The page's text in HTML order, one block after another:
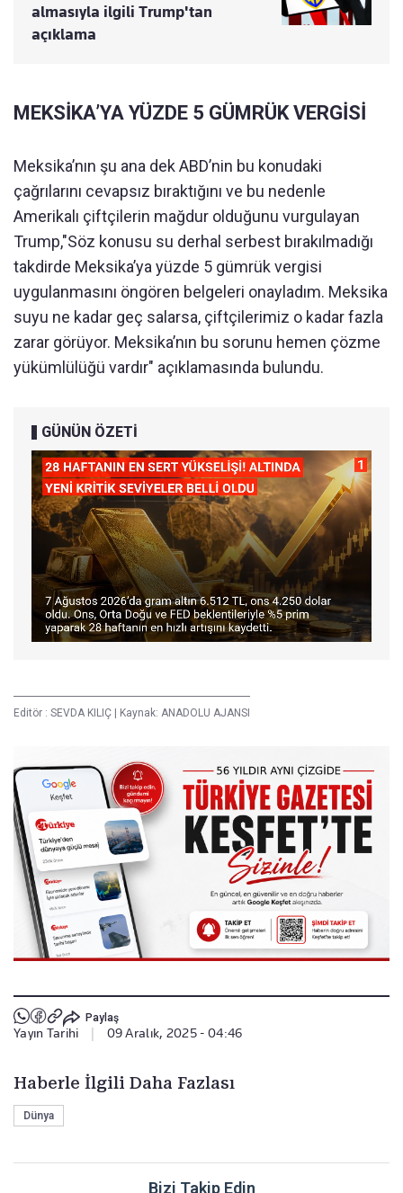
almasıyla ilgili Trump'tan
açıklama
MEKSİKA’YA YÜZDE 5 GÜMRÜK VERGİSİ
Meksika’nın şu ana dek ABD’nin bu konudaki
çağrılarını cevapsız bıraktığını ve bu nedenle
Amerikalı çiftçilerin mağdur olduğunu vurgulayan
Trump,"Söz konusu su derhal serbest bırakılmadığı
takdirde Meksika’ya yüzde 5 gümrük vergisi
uygulanmasını öngören belgeleri onayladım. Meksika
suyu ne kadar geç salarsa, çiftçilerimiz o kadar fazla
zarar görüyor. Meksika’nın bu sorunu hemen çözme
yükümlülüğü vardır" açıklamasında bulundu.
GÜNÜN ÖZETİ
Editör : SEVDA KILIÇ | Kaynak: ANADOLU AJANSI
Paylaş
Yayın Tarihi 09 Aralık, 2025 - 04:46
Haberle İlgili Daha Fazlası
Dünya
Bizi Takip Edin